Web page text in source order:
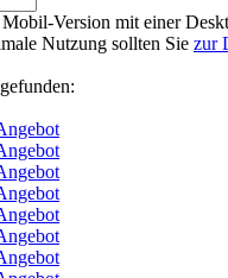
Mobil-Version mit einer
Nutzung sollten Sie zur